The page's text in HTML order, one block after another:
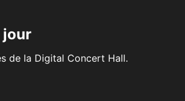
jour
de la Digital Concert Hall.